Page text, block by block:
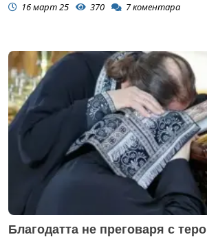
16 март 25 370 7коментара
Благодатта не преговаря с